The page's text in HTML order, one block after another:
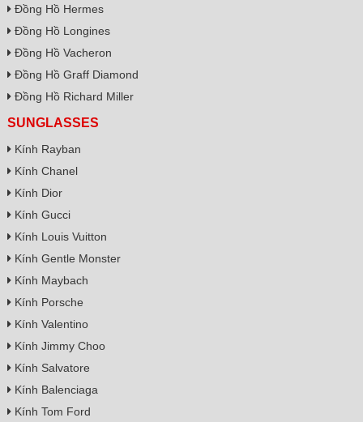
Đồng Hồ Hermes
Đồng Hồ Longines
Đồng Hồ Vacheron
Đồng Hồ Graff Diamond
Đồng Hồ Richard Miller
SUNGLASSES
Kính Rayban
Kính Chanel
Kính Dior
Kính Gucci
Kính Louis Vuitton
Kính Gentle Monster
Kính Maybach
Kính Porsche
Kính Valentino
Kính Jimmy Choo
Kính Salvatore
Kính Balenciaga
Kính Tom Ford